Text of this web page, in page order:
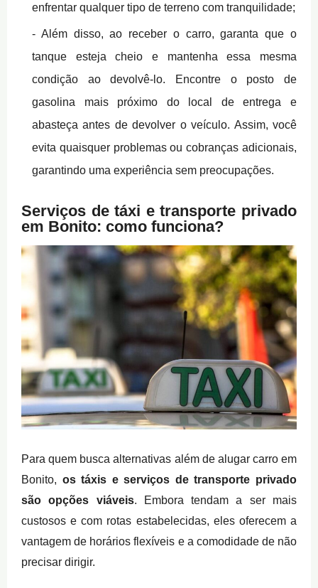
enfrentar qualquer tipo de terreno com tranquilidade;
Além disso, ao receber o carro, garanta que o
tanque esteja cheio e mantenha essa mesma
condição ao devolvê-lo. Encontre o posto de
gasolina mais próximo do local de entrega e
abasteça antes de devolver o veículo. Assim, você
evita quaisquer problemas ou cobranças adicionais,
garantindo uma experiência sem preocupações.
Serviços de táxi e transporte privado
em Bonito: como funciona?
Para quem busca alternativas além de alugar carro em
Bonito, os táxis e serviços de transporte privado
são opções viáveis. Embora tendam a ser mais
custosos e com rotas estabelecidas, eles oferecem a
vantagem de horários flexíveis e a comodidade de não
precisar dirigir.